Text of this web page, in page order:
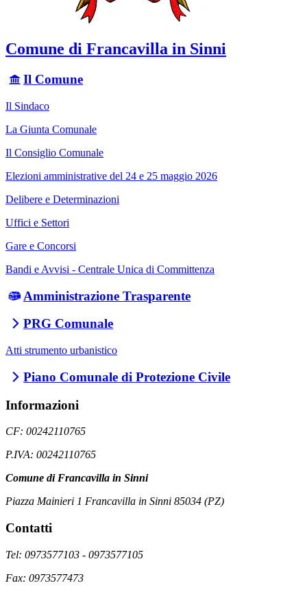
Comune di Francavilla in Sinni
Il Comune
Il Sindaco
La Giunta Comunale
Il Consiglio Comunale
Elezioni amministrative del 24 e 25 maggio 2026
Delibere e Determinazioni
Uffici e Settori
Gare e Concorsi
Bandi e Avvisi - Centrale Unica di Committenza
Amministrazione Trasparente
PRG Comunale
Atti strumento urbanistico
Piano Comunale di Protezione Civile
Informazioni
CF: 00242110765
P.IVA: 00242110765
Comune di Francavilla in Sinni
Piazza Mainieri 1 Francavilla in Sinni 85034 (PZ)
Contatti
Tel: 0973577103 - 0973577105
Fax: 0973577473